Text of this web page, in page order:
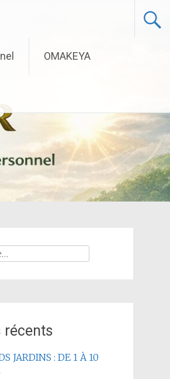
OMAKEYA
récents
JARDINS : DE 1 À 10